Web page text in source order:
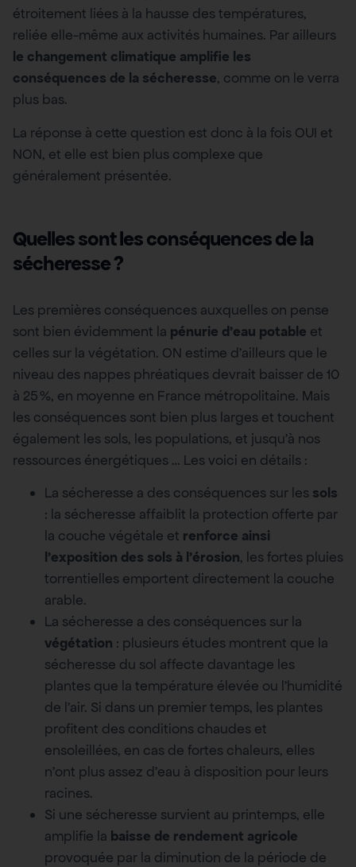
étroitement liées à la hausse des températures,
reliée elle-même aux activités humaines. Par ailleurs
le changement climatique amplifie les
conséquences de la sécheresse, comme on le verra
plus bas.
La réponse à cette question est donc à la fois OUI et
NON, et elle est bien plus complexe que
généralement présentée.
Quelles sont les conséquences de la
sécheresse ?
Les premières conséquences auxquelles on pense
sont bien évidemment la pénurie d’eau potable et
celles sur la végétation. ON estime d’ailleurs que le
niveau des nappes phréatiques devrait baisser de 10
à 25 %, en moyenne en France métropolitaine. Mais
les conséquences sont bien plus larges et touchent
également les sols, les populations, et jusqu’à nos
ressources énergétiques … Les voici en détails :
La sécheresse a des conséquences sur les sols
: la sécheresse affaiblit la protection offerte par
la couche végétale et renforce ainsi
l’exposition des sols à l’érosion, les fortes pluies
torrentielles emportent directement la couche
arable.
La sécheresse a des conséquences sur la
végétation : plusieurs études montrent que la
sécheresse du sol affecte davantage les
plantes que la température élevée ou l’humidité
de l’air. Si dans un premier temps, les plantes
profitent des conditions chaudes et
ensoleillées, en cas de fortes chaleurs, elles
n’ont plus assez d’eau à disposition pour leurs
racines.
Si une sécheresse survient au printemps, elle
amplifie la baisse de rendement agricole
provoquée par la diminution de la période de